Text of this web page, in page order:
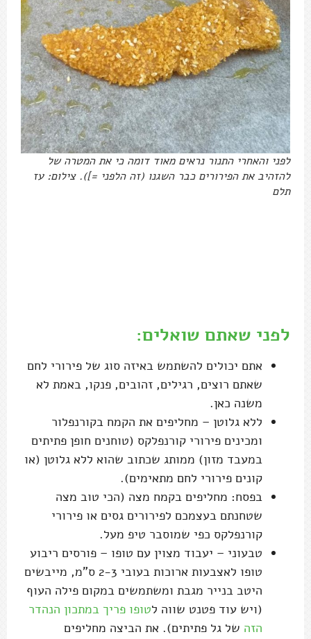
לפני והאחרי התנור נראים מאוד דומה כי את המטרה של
להזהיב את הפירורים כבר השגנו (זה הלפני =]). צילום: עז
תלם
ומכינים פירורי קורנפלקס (טוחנים חופן פתיתים
קונים פירורי לחם מתאימים).
בפסח: מחליפים בקמח מצה (הכי טוב מצה
שטחנתם בעצמכם לפירורים גסים או פירורי
קורנפלקס כפי שמוסבר טיפ מעל.
טבעוני – יעבוד מצוין עם טופו – פורסים ריבוע
טופו לאצבעות ארוכות בעובי 2-3 ס"מ, מייבשים
היטב בנייר מגבת ומשתמשים במקום פילה העוף
(ויש עוד פטנט שווה ל טופו פריך במתכון הנהדר
הזהשל גל פתיתים). את הביצה מחליפים
בכמויות שוות של קמח עדשים כתומות ומים
מעורבבים יחד לבלילה.
השניצלונים הללו מתאימים להכנה כפולה מראש,
נשמרים במקפיא 3-4 חודשים (מפשירים בתנור
ישר מהפריזר 160 מעלות עד שהתחמם וכבר לא
מוצק)